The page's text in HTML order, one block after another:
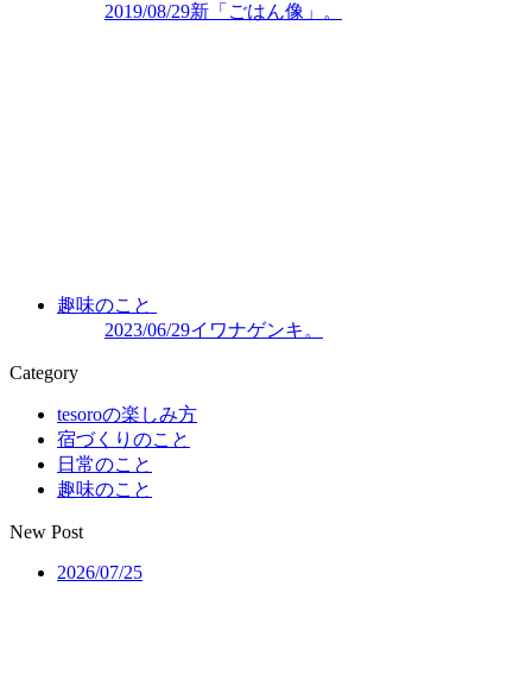
2019/08/29新「ごはん像」。
趣味のこと
2023/06/29イワナゲンキ。
Category
tesoroの楽しみ方
宿づくりのこと
日常のこと
趣味のこと
New Post
2026/07/25